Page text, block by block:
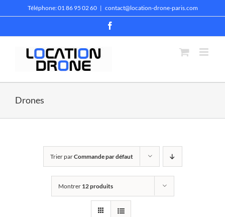
au
Téléphone: 01 86 95 02 60 | contact@location-drone-paris.com
Drones
Trier parCommande par défaut
Montrer 12 produits